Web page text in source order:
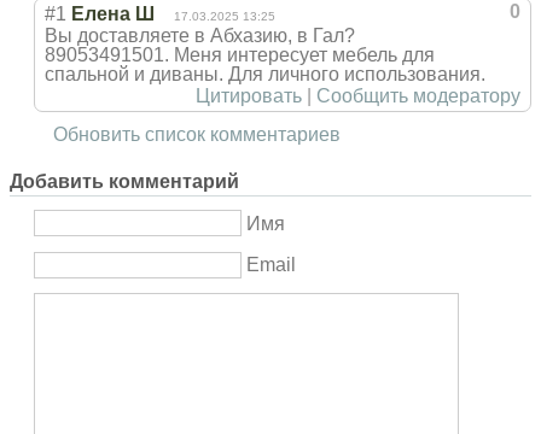
0
#1 Елена Ш 17.03.2025 13:25
Вы доставляете в Абхазию, в Гал?
89053491501. Меня интересует мебель для
спальной и диваны. Для личного использования.
Цитировать
Сообщить модератору
Обновить список комментариев
Добавить комментарий
Имя
Email